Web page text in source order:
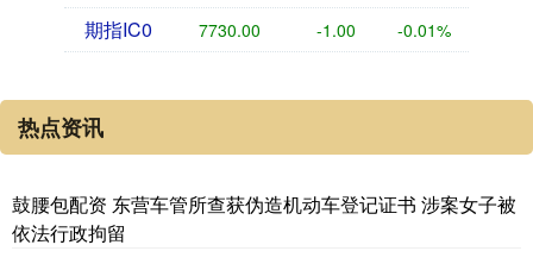
期指IC0 7730.00 -1.00 -0.01%
热点资讯
鼓腰包配资 东营车管所查获伪造机动车登记证书 涉案女子被
依法行政拘留